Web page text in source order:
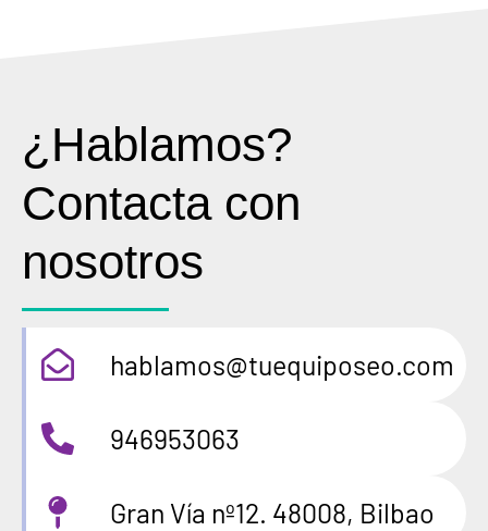
¿Hablamos?
Contacta con
nosotros
hablamos@tuequiposeo.com
946953063
Gran Vía nº12. 48008, Bilbao